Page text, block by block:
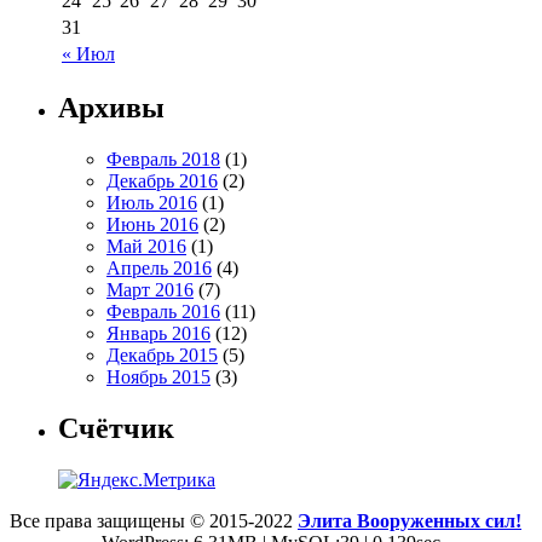
« Июл
31
Архивы
Февраль 2018 (1)
Декабрь 2016 (2)
Июль 2016 (1)
Июнь 2016 (2)
Май 2016 (1)
Апрель 2016 (4)
Март 2016 (7)
Февраль 2016 (11)
Январь 2016 (12)
Декабрь 2015 (5)
Ноябрь 2015 (3)
Счётчик
Все права защищены © 2015-2022 Элита Вооруженных сил!